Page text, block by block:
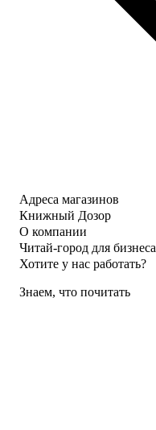
Адреса магазинов
Книжный Дозор
О компании
Читай-город для бизнеса
Хотите у нас работать?
Знаем, что почитать